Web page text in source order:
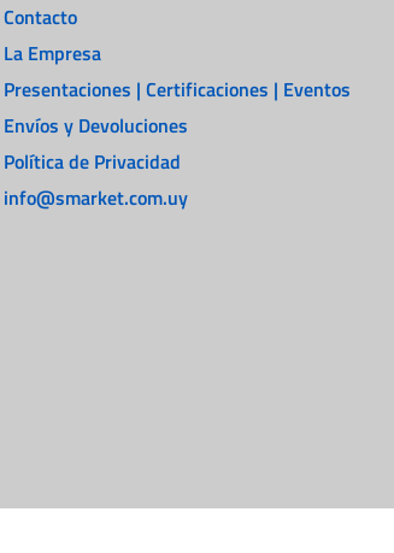
Contacto
La Empresa
Presentaciones | Certificaciones | Eventos
Envíos y Devoluciones
Política de Privacidad
info@smarket.com.uy